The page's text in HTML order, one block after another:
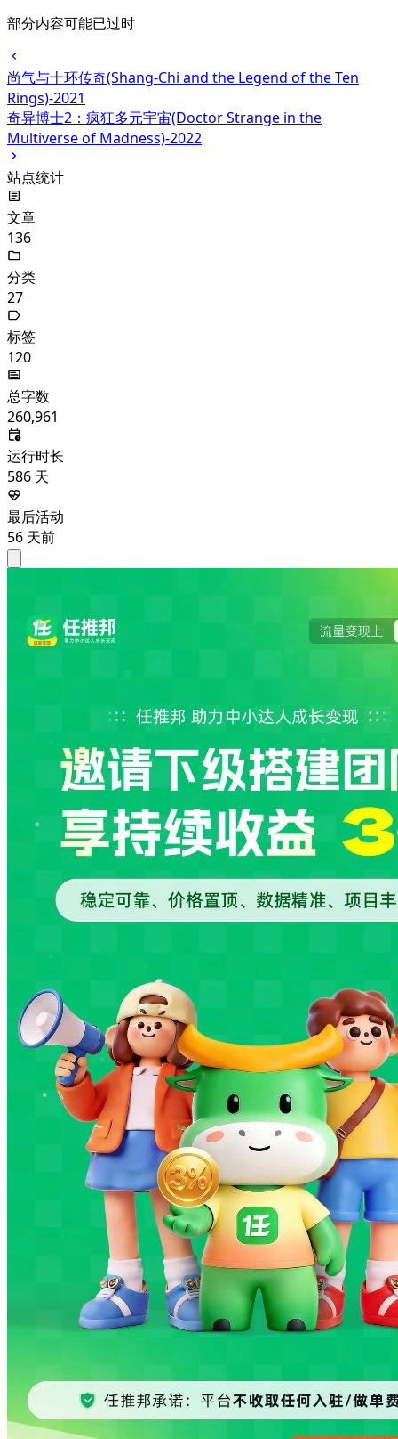
部分内容可能已过时
尚气与十环传奇(Shang-Chi and the Legend of the Ten
Rings)-2021
奇异博士2：疯狂多元宇宙(Doctor Strange in the
Multiverse of Madness)-2022
站点统计
文章
136
分类
27
标签
120
总字数
260,961
运行时长
586 天
最后活动
56 天前